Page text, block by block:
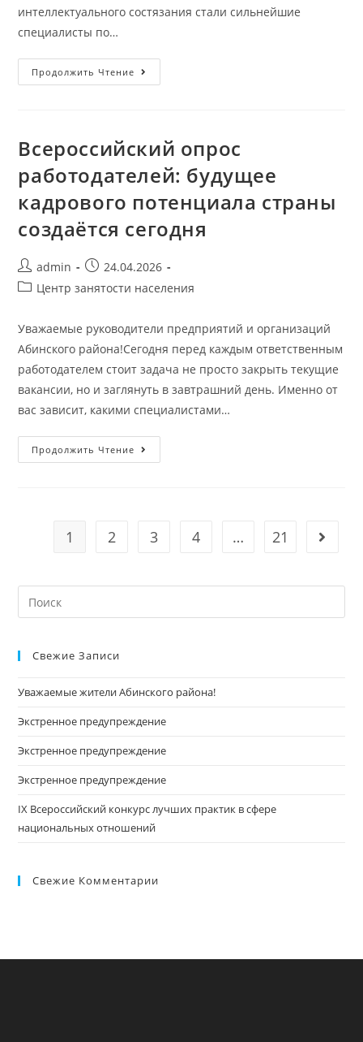
интеллектуального состязания стали сильнейшие
специалисты по…
Продолжить Чтение
Всероссийский опрос
работодателей: будущее
кадрового потенциала страны
создаётся сегодня
admin
24.04.2026
Центр занятости населения
Уважаемые руководители предприятий и организаций
Абинского района!Сегодня перед каждым ответственным
работодателем стоит задача не просто закрыть текущие
вакансии, но и заглянуть в завтрашний день. Именно от
вас зависит, какими специалистами…
Продолжить Чтение
1 2 3 4 … 21
Свежие Записи
Уважаемые жители Абинского района!
Экстренное предупреждение
Экстренное предупреждение
Экстренное предупреждение
IX Всероссийский конкурс лучших практик в сфере
национальных отношений
Свежие Комментарии